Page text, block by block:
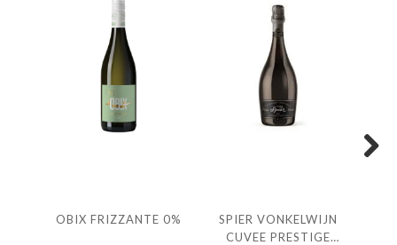
OBIX FRIZZANTE 0%
SPIER VONKELWIJN
CUVEE PRESTIGE